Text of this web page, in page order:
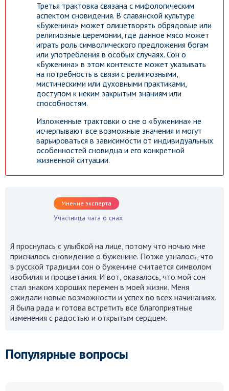
Третья трактовка связана с мифологическим
аспектом сновидения. В славянской культуре
«Буженина» может олицетворять обрядовые или
религиозные церемонии, где данное мясо может
играть роль символического предложения богам
или употребления в особых случаях. Сон о
«Буженина» в этом контексте может указывать
на потребность в связи с религиозными,
мистическими или духовными практиками,
доступом к неким закрытым знаниям или
способностям.
Изложенные трактовки о сне о «Буженина» не
исчерпывают все возможные значения и могут
варьироваться в зависимости от индивидуальных
особенностей сновидца и его конкретной
жизненной ситуации.
Мнение эксперта
Участница чата о снах
Я проснулась с улыбкой на лице, потому что ночью мне
приснилось сновидение о буженине. Позже узналось, что
в русской традиции сон о буженине считается символом
изобилия и процветания. И вот, оказалось, что мой сон
стал знаком хороших перемен в моей жизни. Меня
ожидали новые возможности и успех во всех начинаниях.
Я была рада и готова встретить все благоприятные
изменения с радостью и открытым сердцем.
Популярные вопросы